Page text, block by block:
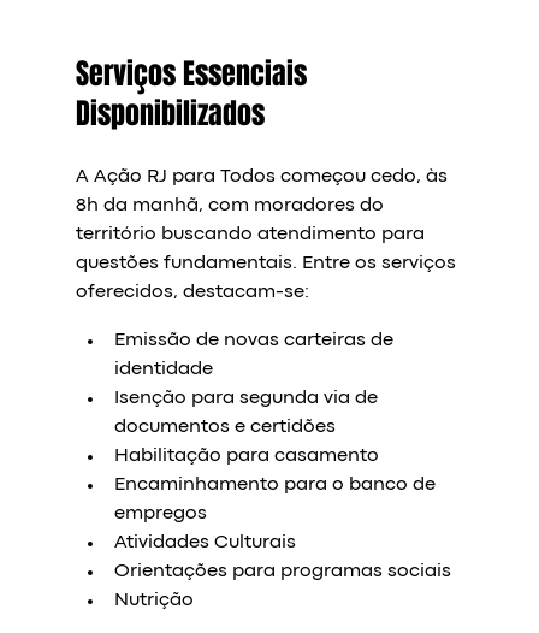
Serviços Essenciais
Disponibilizados
A Ação RJ para Todos começou cedo, às
8h da manhã, com moradores do
território buscando atendimento para
questões fundamentais. Entre os serviços
oferecidos, destacam-se:
Emissão de novas carteiras de
identidade
Isenção para segunda via de
documentos e certidões
Habilitação para casamento
Encaminhamento para o banco de
empregos
Atividades Culturais
Orientações para programas sociais
Nutrição